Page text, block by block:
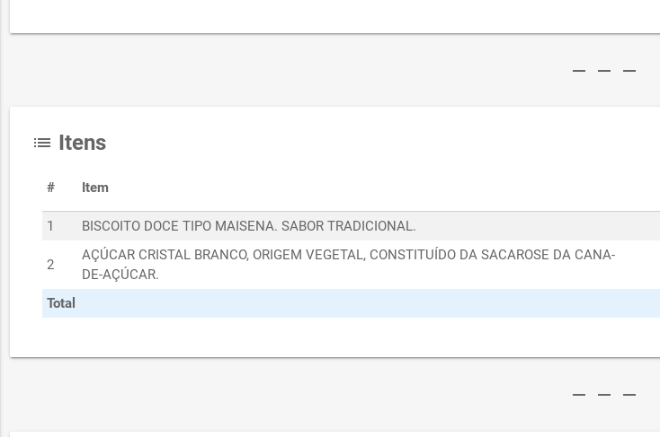
remove remove remove
list Itens
# Item
1 BISCOITO DOCE TIPO MAISENA. SABOR TRADICIONAL.
2
AÇÚCAR CRISTAL BRANCO, ORIGEM VEGETAL, CONSTITUÍDO DA SACAROSE DA CANA-
DE-AÇÚCAR.
Total
remove remove remove